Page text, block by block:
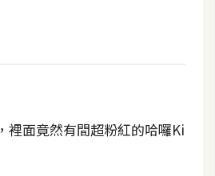
裡面竟然有間超粉紅的哈囉Ki